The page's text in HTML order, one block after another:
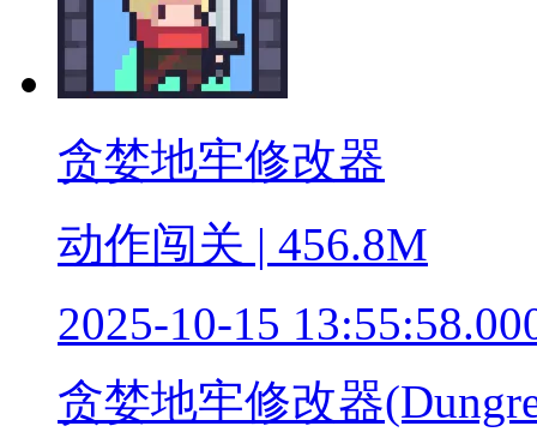
贪婪地牢修改器
动作闯关 | 456.8M
2025-10-15
贪婪地牢修改器